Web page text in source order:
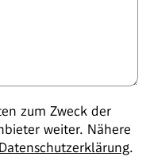
zum Zweck der
weiter. Nähere
Datenschutzerklärung.